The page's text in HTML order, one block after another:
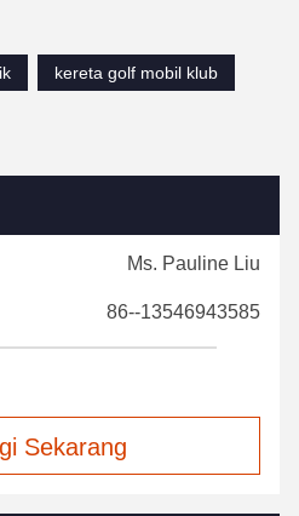
kereta golf mobil klub
Ms. Pauline Liu
86--13546943585
Sekarang